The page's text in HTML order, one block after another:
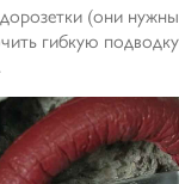
(они
гибкую